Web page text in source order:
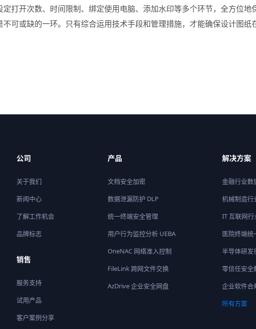
定打开次数、时间限制、绑定使用电脑、添加水印等多个环节，全方位
不可或缺的一环。只有综合运用技术手段和管理措施，才能确保设计图
公司
关于我们
新闻中心
了解工作机会
品牌标志
销售
服务支持
试用产品
客户案例分享
产品
文档安全加密
数据泄漏防护 DLP
统一终端安全管理
用户行为监控分析 UEBA
OneNAC 网络准入控制
FileLink 跨网文件交换
AzDrive 企业安全网盘
解决方案
金融行业数
机械制造行
IT 互联网
医院终端统
半导体研发
零信任安全
企业软件合
所有方案